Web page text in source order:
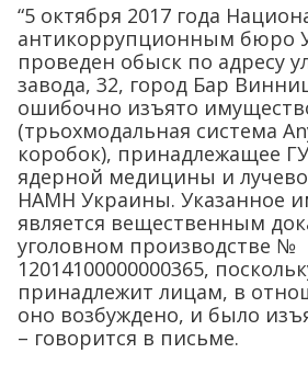
“5 октября 2017 года
антикоррупционным бюро
проведен обыск по адресу
завода, 32, город Бар
ошибочно изъято
(трьохмодальная система
коробок), принадлежащее
ядерной медицины и
НАМН Украины. Указанное
является вещественным
уголовном производстве №
12014100000000365,
принадлежит лицам, в
оно возбуждено, и было
– говорится в письме.